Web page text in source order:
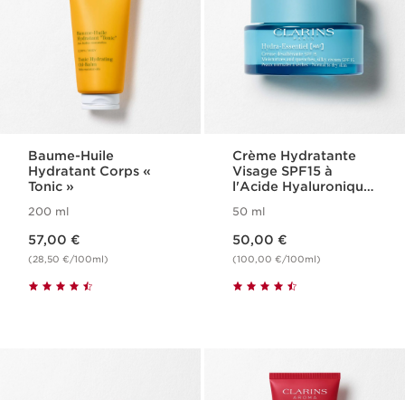
Baume-Huile
Hydratant Corps «
Tonic »
200 ml
57,00 €
(28,50 €/100ml)
Crème Hydratante
Visage SPF15 à
l'Acide Hyaluronique
50 ml
50,00 €
(100,00 €/100ml)